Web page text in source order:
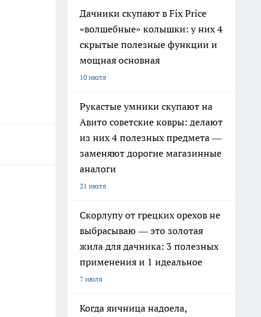
Дачники скупают в Fix Price
«волшебные» колышки: у них 4
скрытые полезные функции и
мощная основная
10 июля
Рукастые умники скупают на
Авито советские ковры: делают
из них 4 полезных предмета —
заменяют дорогие магазинные
аналоги
21 июля
Скорлупу от грецких орехов не
выбрасываю — это золотая
жила для дачника: 3 полезных
применения и 1 идеальное
7 июля
Когда яичница надоела,